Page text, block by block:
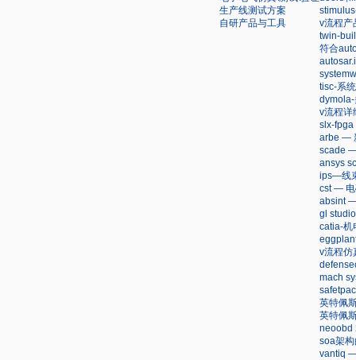
生产线测试方案
自研产品与工具
v流程产
twin-
符合
tisc-系
dymola-
v流程详
slx-
arbe —
scade
ansys
ips—线
cst — 电
absint —
gl
catia-机
v流程仿
mach
英特佩
英特佩
neoobd
soa架
vantiq